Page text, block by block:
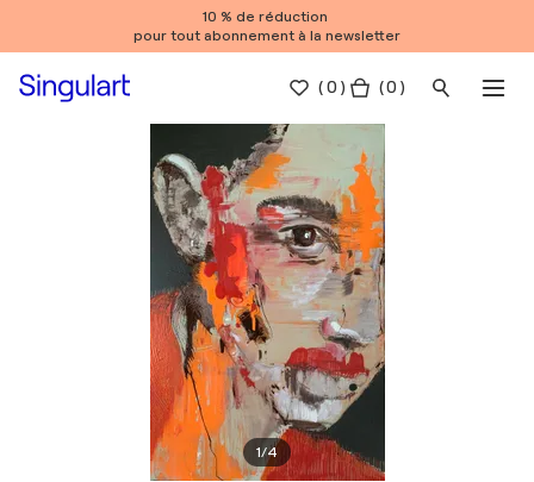
10 % de réduction
pour tout abonnement à la newsletter
(0 ) ( 0 )
1/4